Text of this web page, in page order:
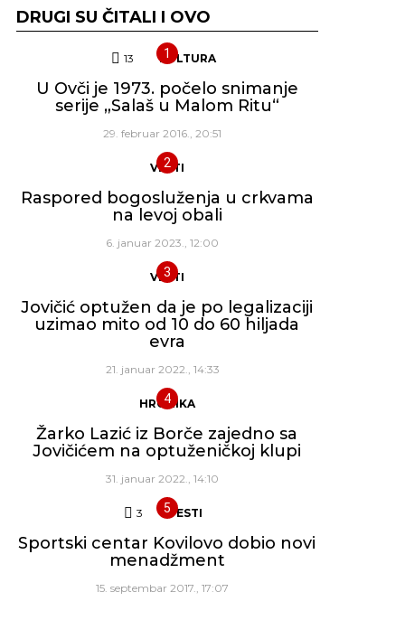
DRUGI SU ČITALI I OVO
13 Komentara
KULTURA
U Ovči je 1973. počelo snimanje
serije „Salaš u Malom Ritu“
29. februar 2016., 20:51
VESTI
Raspored bogosluženja u crkvama
na levoj obali
6. januar 2023., 12:00
VESTI
Jovičić optužen da je po legalizaciji
uzimao mito od 10 do 60 hiljada
evra
21. januar 2022., 14:33
HRONIKA
Žarko Lazić iz Borče zajedno sa
Jovičićem na optuženičkoj klupi
31. januar 2022., 14:10
3 Komentara
VESTI
Sportski centar Kovilovo dobio novi
menadžment
15. septembar 2017., 17:07